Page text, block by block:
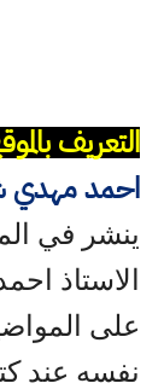
التعريف
احمد مهدي
ينشر في
الاستاذ
على
نفسه عند